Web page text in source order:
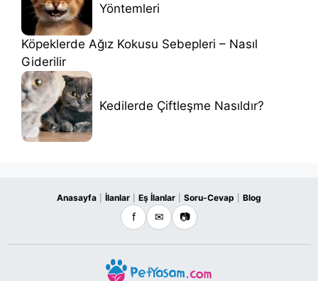
Yöntemleri
Köpeklerde Ağız Kokusu Sebepleri – Nasıl
Giderilir
Kedilerde Çiftleşme Nasıldır?
Anasayfa İlanlar Eş İlanlar Soru-Cevap Blog
f ✉ 📷